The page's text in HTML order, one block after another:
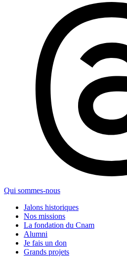
Qui sommes-nous
Jalons historiques
Nos missions
La fondation du Cnam
Alumni
Je fais un don
Grands projets